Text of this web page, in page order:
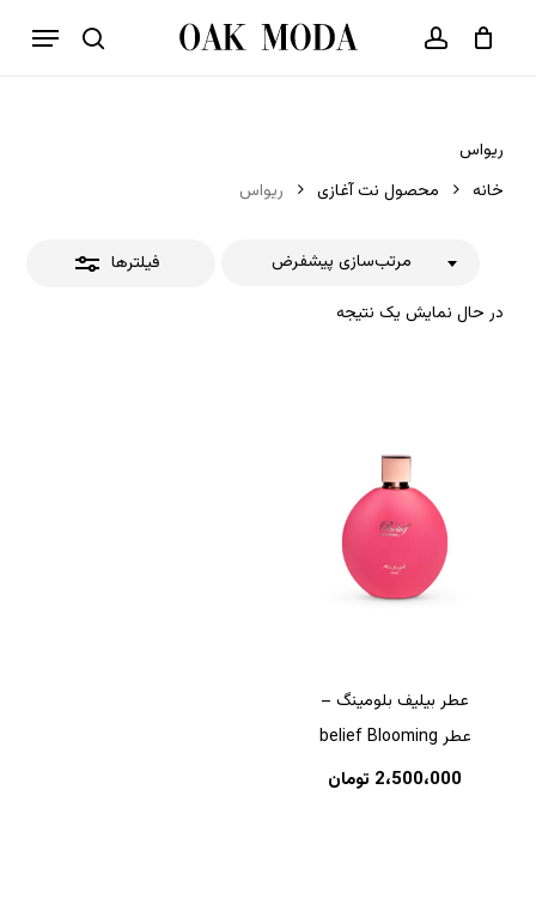
جستجو حساب کاربری
فهرست
سبد خرید بستن
ریواس
خانه
محصول نت آغازی ریواس
فیلترها
در حال نمایش یک نتیجه
مرتب‌سازی پیشفرض
بستن
عطر بیلیف بلومینگ –
عطر belief Blooming
2،500،000 تومان